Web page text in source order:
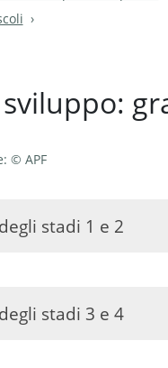
© APF
stadi 1 e 2
stadi 3 e 4